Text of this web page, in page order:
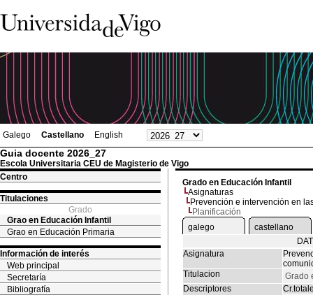
Galego Castellano English
Guia docente 2026_27
Escola Universitaria CEU de Magisterio de Vigo
Centro
Titulaciones
Grado
Grao en Educación Infantil
Grao en Educación Primaria
Información de interés
Web principal
Secretaría
Bibliografía
Grado en Educación Infantil
Asignaturas
Prevención e intervención en
Planificación
galego
castellano
Asignatura
Titulacion
Grado
Descriptores